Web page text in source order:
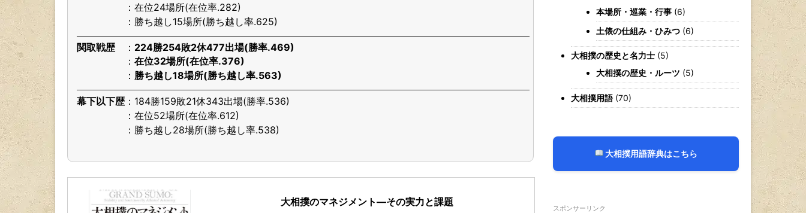
在位24場所(在位率.282)
勝ち越し15場所(勝ち越し率.625)
関取戦歴
224勝254敗2休477出場(勝率.469)
在位32場所(在位率.376)
勝ち越し18場所(勝ち越し率.563)
幕下以下歴
184勝159敗21休343出場(勝率.536)
在位52場所(在位率.612)
勝ち越し28場所(勝ち越し率.538)
大相撲のマネジメント―その実力と課題
本場所・巡業・行事 (6)
土俵の仕組み・ひみつ (6)
大相撲の歴史と名力士 (5)
大相撲の歴史・ルーツ (5)
大相撲用語 (70)
大相撲用語辞典はこちら
スポンサーリンク